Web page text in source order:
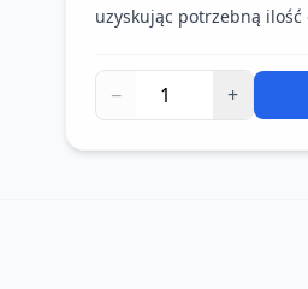
uzyskując potrzebną
− +